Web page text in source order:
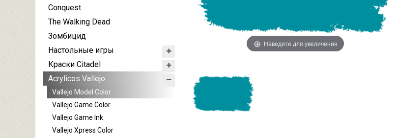
Conquest
The Walking Dead
Зомбицид
Настольные игры
Краски Citadel
Acrylicos Vallejo
Vallejo Model Color
Vallejo Game Color
Vallejo Game Ink
Vallejo Xpress Color
Наведите для увеличения